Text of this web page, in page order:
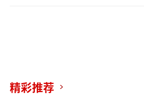
精彩推荐